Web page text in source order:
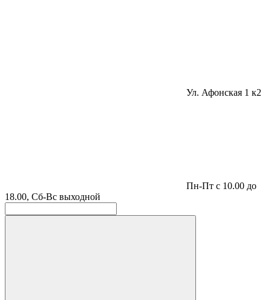
Ул. Афонская 1 к2
Пн-Пт с 10.00 до
18.00, Сб-Вс выходной